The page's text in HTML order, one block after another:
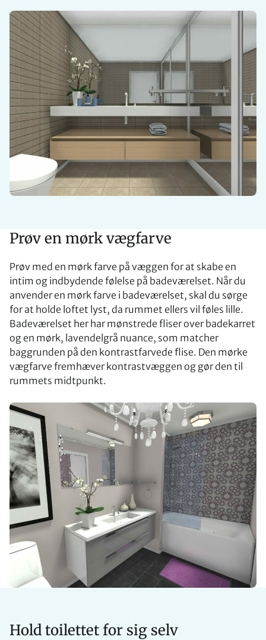
Prøv en mørk vægfarve
Prøv med en mørk farve på væggen for at skabe en
intim og indbydende følelse på badeværelset. Når du
anvender en mørk farve i badeværelset, skal du sørge
for at holde loftet lyst, da rummet ellers vil føles lille.
Badeværelset her har mønstrede fliser over badekarret
og en mørk, lavendelgrå nuance, som matcher
baggrunden på den kontrastfarvede flise. Den mørke
vægfarve fremhæver kontrastvæggen og gør den til
rummets midtpunkt.
Hold toilettet for sig selv